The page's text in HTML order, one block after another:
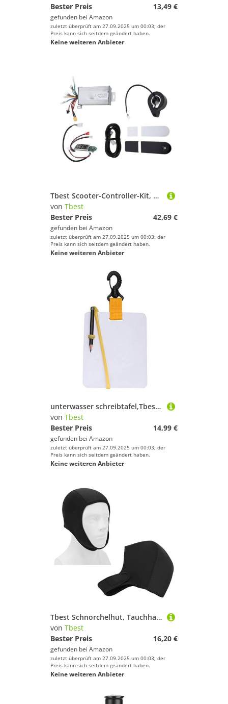
Bester Preis
13,49 €
gefunden bei Amazon
zuletzt überprüft am 27.09.2025 um 00:03; der
Preis kann sich seitdem geändert haben.
Keine weiteren Anbieter
Tbest Scooter-Controller-Kit, DC36V 350W Elektro-Scooter-Controller-Kit Platinen-Kit mit Armaturenbrett-Daumendrossel für M365 1s Pro Pro2 Imitationsversion YFS
von Tbest
Bester Preis
42,69 €
gefunden bei Amazon
zuletzt überprüft am 27.09.2025 um 00:03; der
Preis kann sich seitdem geändert haben.
Keine weiteren Anbieter
unterwasser schreibtafel,Tbest Unterwasser Schreibtafel, Unterwasser Schreibtafel,Tauchen Schreibtafel Mit Bleistift,Unterwasser Schreiben Schiefer Tauchen Schiefer Board Mit Schwenker Clip Und Bleist
von Tbest
Bester Preis
14,99 €
gefunden bei Amazon
zuletzt überprüft am 27.09.2025 um 00:03; der
Preis kann sich seitdem geändert haben.
Keine weiteren Anbieter
Tbest Schnorchelhut, Tauchhaube Neoprenanzug Kopfhaube Herren Damen, Thermische Schwimm Surf Sturmhaube UV-Schutz Segelkappe Schnell Trocknende Tauchkappe für Männer Frauen (Schwarz)
von Tbest
Bester Preis
16,20 €
gefunden bei Amazon
zuletzt überprüft am 27.09.2025 um 00:03; der
Preis kann sich seitdem geändert haben.
Keine weiteren Anbieter